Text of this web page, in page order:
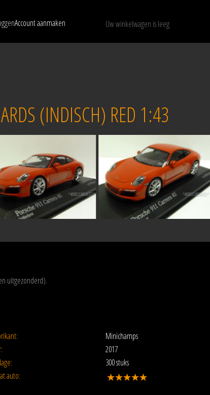
Account aanmaken Uw winkelwagen is leeg
Toon alleen beschikbare modellen WISSEN
(INDISCH) RED 1:43
uitgezonderd).
Minichamps
2017
300 stuks
auto: